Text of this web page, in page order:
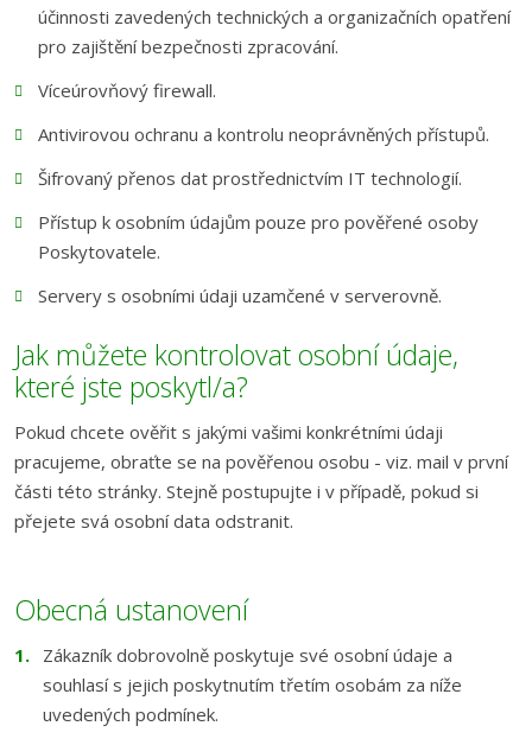
účinnosti zavedených technických a organizačních opatření
pro zajištění bezpečnosti zpracování.
Víceúrovňový firewall.
Antivirovou ochranu a kontrolu neoprávněných přístupů.
Šifrovaný přenos dat prostřednictvím IT technologií.
Přístup k osobním údajům pouze pro pověřené osoby
Poskytovatele.
Servery s osobními údaji uzamčené v serverovně.
Jak můžete kontrolovat osobní údaje,
které jste poskytl/a?
Pokud chcete ověřit s jakými vašimi konkrétními údaji
pracujeme, obraťte se na pověřenou osobu - viz. mail v první
části této stránky. Stejně postupujte i v případě, pokud si
přejete svá osobní data odstranit.
Obecná ustanovení
Zákazník dobrovolně poskytuje své osobní údaje a
souhlasí s jejich poskytnutím třetím osobám za níže
uvedených podmínek.